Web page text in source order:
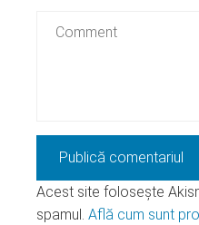
Acest site folosește
spamul. Află cum sunt